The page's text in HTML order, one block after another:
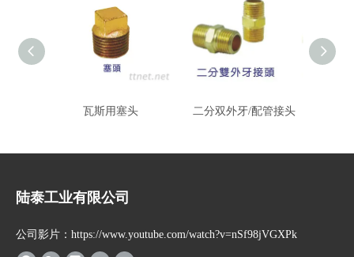
瓦斯用塞头 二分双外牙/配管接头
陆泰工业有限公司
公司影片：https://www.youtube.com/watch?v=nSf98jVGXPk